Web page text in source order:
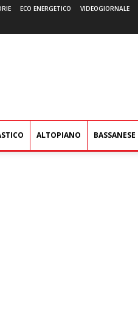
ECO ENERGETICO VIDEOGIORNALE
ALTOPIANO BASSANESE